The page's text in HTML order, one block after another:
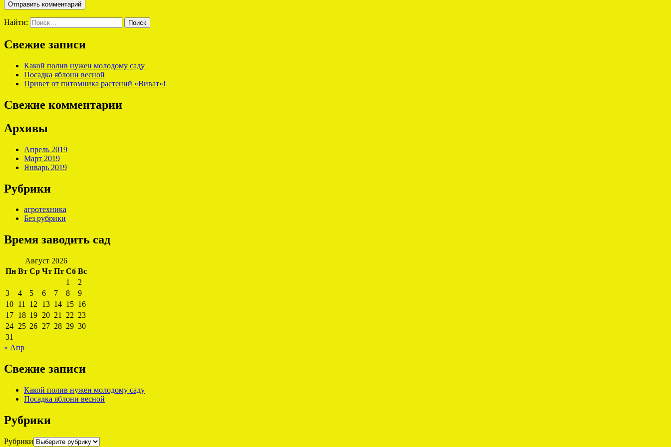
Найти:
Свежие записи
Какой полив нужен молодому саду
Посадка яблони весной
Привет от питомника растений «Виват»!
Свежие комментарии
Архивы
Апрель 2019
Март 2019
Январь 2019
Рубрики
агротехника
Без рубрики
Время заводить сад
Август 2026
Пн Вт Ср Чт Пт Сб Вс
1
2
3
4 5 6 7 8
9
10 11 12 13 14 15 16
17 18 19 20 21 22 23
24 25 26 27 28 29 30
31
« Апр
Свежие записи
Какой полив нужен молодому саду
Посадка яблони весной
Рубрики
Рубрики